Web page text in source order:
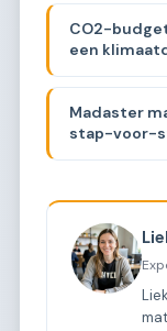
CO2-
een
Madaster
stap-voor-